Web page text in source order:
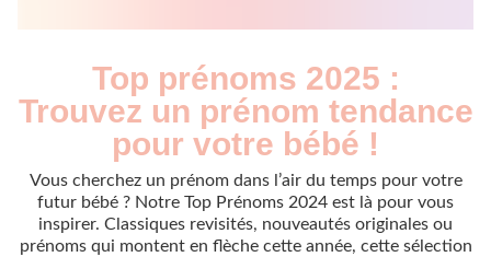
Top prénoms 2025 :
Trouvez un prénom tendance
pour votre bébé !
Vous cherchez un prénom dans l’air du temps pour votre
futur bébé ? Notre Top Prénoms 2024 est là pour vous
inspirer. Classiques revisités, nouveautés originales ou
prénoms qui montent en flèche cette année, cette sélection